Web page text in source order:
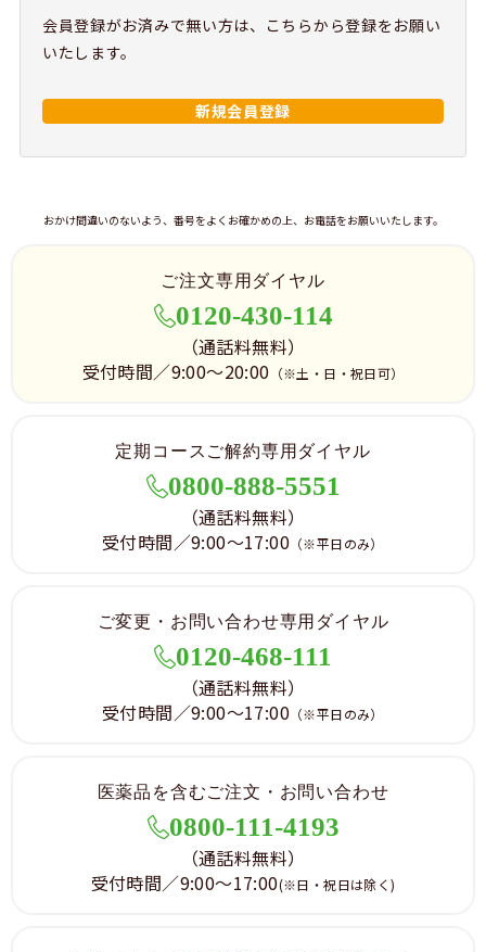
会員登録がお済みで無い方は、こちらから登録をお願い
いたします。
新規会員登録
おかけ間違いのないよう、番号をよくお確かめの上、お電話をお願いいたします。
ご注文専用ダイヤル
0120-430-114
（通話料無料）
受付時間／9:00～20:00 （※土・日・祝日可）
定期コースご解約専用ダイヤル
0800-888-5551
（通話料無料）
受付時間／9:00～17:00 （※平日のみ）
ご変更・お問い合わせ専用ダイヤル
0120-468-111
（通話料無料）
受付時間／9:00～17:00 （※平日のみ）
医薬品を含むご注文・お問い合わせ
0800-111-4193
（通話料無料）
受付時間／9:00～17:00(※日・祝日は除く)